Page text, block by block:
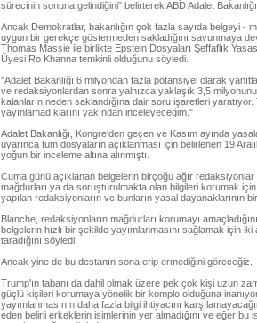
sürecinin sonuna gelindiğini" belirterek ABD Adalet
Ancak Demokratlar, bakanlığın çok fazla sayıda belgeyi -
uygun bir gerekçe göstermeden sakladığını savunmaya
Thomas Massie ile birlikte Epstein Dosyaları Şeffaflık
Üyesi Ro Khanna temkinli olduğunu söyledi.
"Adalet Bakanlığı 6 milyondan fazla potansiyel olarak
ve redaksiyonlardan sonra yalnızca yaklaşık 3,5 milyonunu
kalanların neden saklandığına dair soru işaretleri
yayınlamadıklarını yakından inceleyeceğim."
Adalet Bakanlığı, Kongre'den geçen ve Kasım ayında
uyarınca tüm dosyaların açıklanması için belirlenen 19
yoğun bir inceleme altına alınmıştı.
Cuma günü açıklanan belgelerin birçoğu ağır
mağdurları ya da soruşturulmakta olan bilgileri korumak için
yapılan redaksiyonların ve bunların yasal dayanaklarının
Blanche, redaksiyonların mağdurları korumayı
belgelerin hızlı bir şekilde yayımlanmasını sağlamak için
taradığını söyledi.
Ancak yine de bu destanın sona erip ermediğini göreceğiz.
Trump'ın tabanı da dahil olmak üzere pek çok kişi uzun
güçlü kişileri korumaya yönelik bir komplo olduğuna
yayımlanmasının daha fazla bilgi ihtiyacını
eden belirli erkeklerin isimlerinin yer almadığını ve eğer bu